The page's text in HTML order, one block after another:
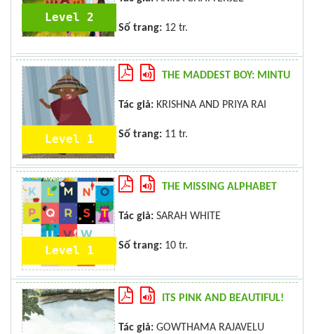
Level 2
Số trang: 12 tr.
Level 1
THE MADDEST BOY: MINTU
Tác giả: KRISHNA AND PRIYA RAI
Số trang: 11 tr.
Level 1
THE MISSING ALPHABET
Tác giả: SARAH WHITE
Số trang: 10 tr.
ITS PINK AND BEAUTIFUL!
Tác giả: GOWTHAMA RAJAVELU